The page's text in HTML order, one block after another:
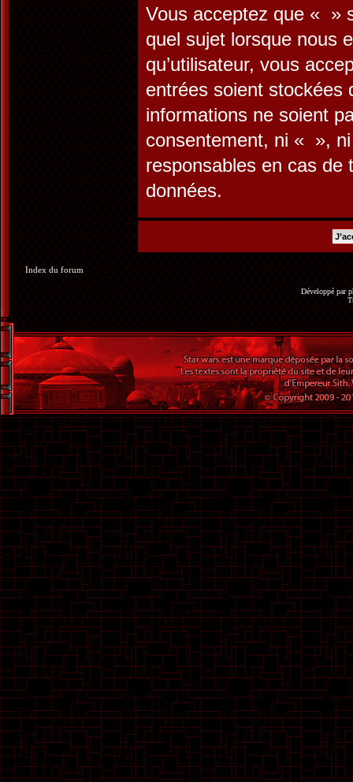
Vous acceptez que « »
quel sujet lorsque nous
qu’utilisateur, vous
entrées soient stockées
informations ne soient
consentement, ni « »,
responsables en cas de
données.
Index du forum
Développé par